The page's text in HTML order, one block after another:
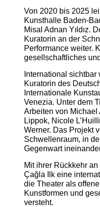
Von 2020 bis 2025
Kunsthalle Baden-
Misal Adnan Yıldız.
Kuratorin an der
Performance weiter.
gesellschaftliches
International
Kuratorin des
Internationale
Venezia. Unter dem
Arbeiten von Michael
Lippok, Nicole
Werner. Das Projekt
Schwellenraum, in
Gegenwart
Mit ihrer Rückkehr
Çağla Ilk eine
die Theater als
Kunstformen und
versteht.